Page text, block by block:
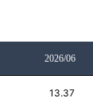
2026/06
13.37